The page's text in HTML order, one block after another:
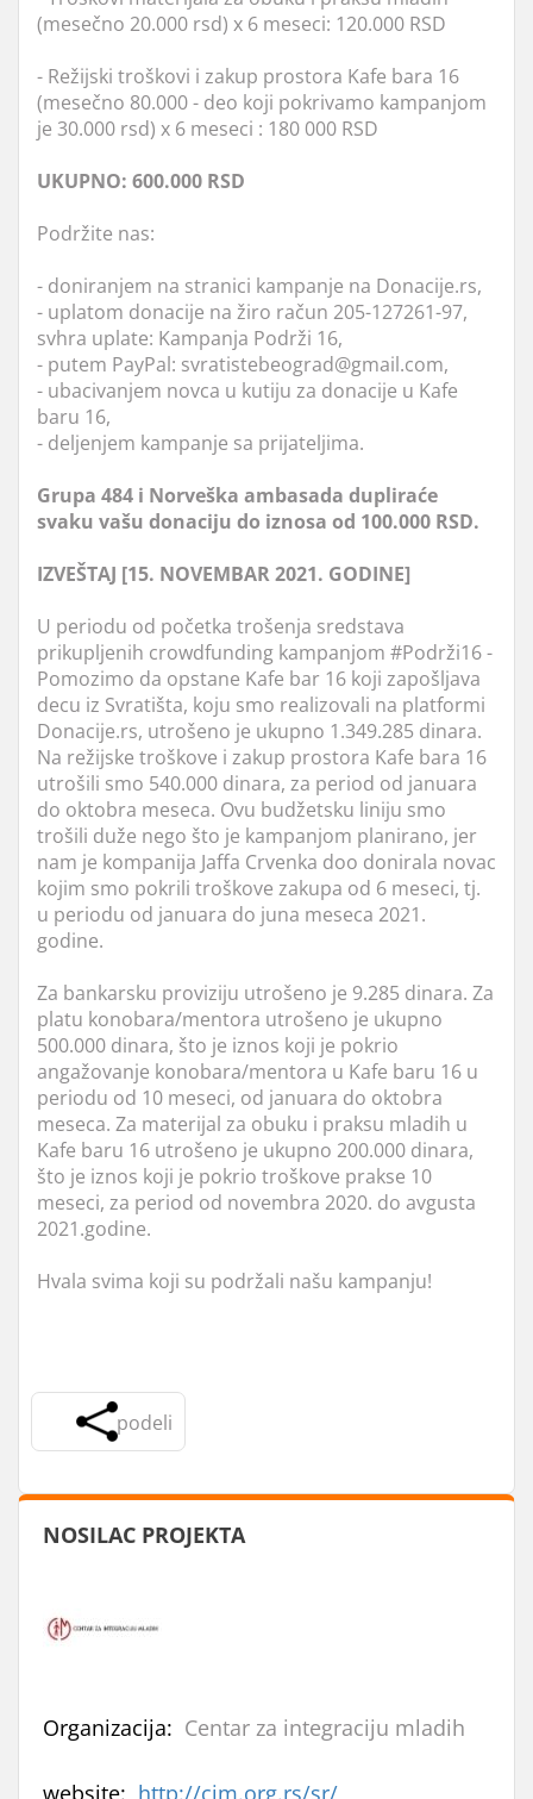
(mesečno 20.000 rsd) x 6 meseci: 120.000 RSD
- Režijski troškovi i zakup prostora Kafe bara 16
(mesečno 80.000 - deo koji pokrivamo kampanjom
je 30.000 rsd) x 6 meseci : 180 000 RSD
UKUPNO: 600.000 RSD
Podržite nas:
- doniranjem na stranici kampanje na Donacije.rs,
- uplatom donacije na žiro račun 205-127261-97,
svhra uplate: Kampanja Podrži 16,
- putem PayPal: svratistebeograd@gmail.com,
- ubacivanjem novca u kutiju za donacije u Kafe
baru 16,
- deljenjem kampanje sa prijateljima.
Grupa 484 i Norveška ambasada dupliraće
svaku vašu donaciju do iznosa od 100.000 RSD.
IZVEŠTAJ [15. NOVEMBAR 2021. GODINE]
U periodu od početka trošenja sredstava
prikupljenih crowdfunding kampanjom #Podrži16 -
Pomozimo da opstane Kafe bar 16 koji zapošljava
decu iz Svratišta, koju smo realizovali na platformi
Donacije.rs, utrošeno je ukupno 1.349.285 dinara.
Na režijske troškove i zakup prostora Kafe bara 16
utrošili smo 540.000 dinara, za period od januara
do oktobra meseca. Ovu budžetsku liniju smo
trošili duže nego što je kampanjom planirano, jer
nam je kompanija Jaffa Crvenka doo donirala novac
kojim smo pokrili troškove zakupa od 6 meseci, tj.
u periodu od januara do juna meseca 2021.
godine.
Za bankarsku proviziju utrošeno je 9.285 dinara. Za
platu konobara/mentora utrošeno je ukupno
500.000 dinara, što je iznos koji je pokrio
angažovanje konobara/mentora u Kafe baru 16 u
periodu od 10 meseci, od januara do oktobra
meseca. Za materijal za obuku i praksu mladih u
Kafe baru 16 utrošeno je ukupno 200.000 dinara,
što je iznos koji je pokrio troškove prakse 10
meseci, za period od novembra 2020. do avgusta
2021.godine.
Hvala svima koji su podržali našu kampanju!
podeli
NOSILAC PROJEKTA
Organizacija: Centar za integraciju mladih
website: http://cim.org.rs/sr/